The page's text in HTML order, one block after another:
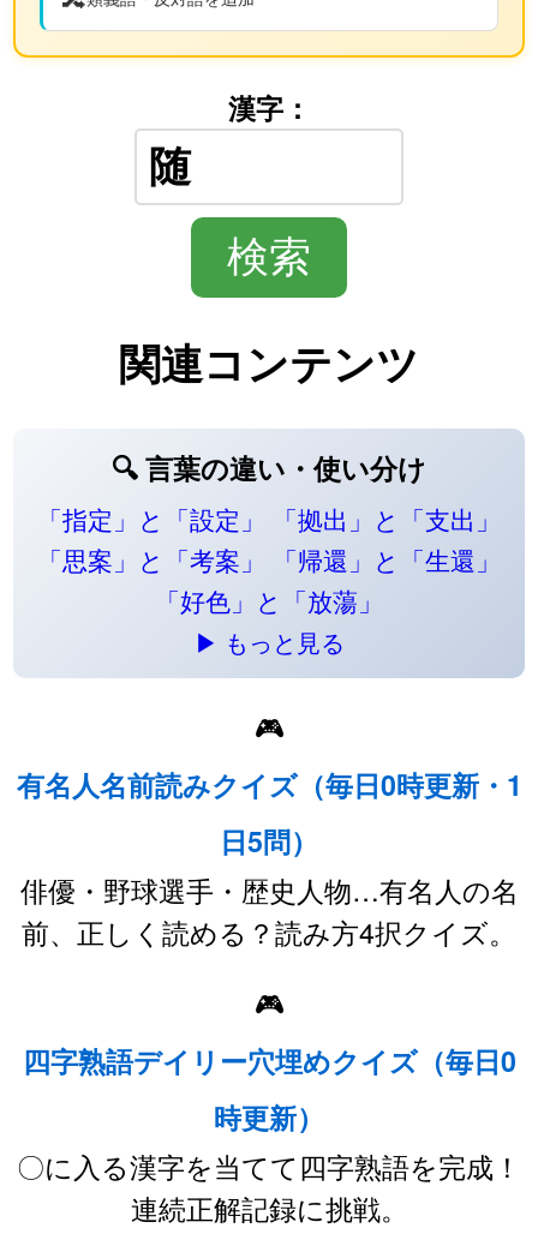
漢字：
関連コンテンツ
🔍 言葉の違い・使い分け
「指定」と「設定」
「拠出」と「支出」
「思案」と「考案」
「帰還」と「生還」
「好色」と「放蕩」
▶ もっと見る
🎮
有名人名前読みクイズ（毎日0時更新・1
日5問）
俳優・野球選手・歴史人物…有名人の名
前、正しく読める？読み方4択クイズ。
🎮
四字熟語デイリー穴埋めクイズ（毎日0
時更新）
〇に入る漢字を当てて四字熟語を完成！
連続正解記録に挑戦。